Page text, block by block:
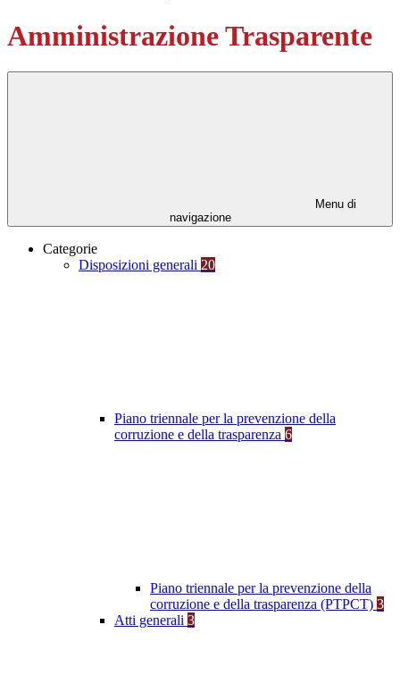
Amministrazione Trasparente
Menu di
navigazione
Categorie
Disposizioni generali 20
Piano triennale per la prevenzione della
corruzione e della trasparenza 6
Piano triennale per la prevenzione della
corruzione e della trasparenza (PTPCT) 3
Atti generali 3